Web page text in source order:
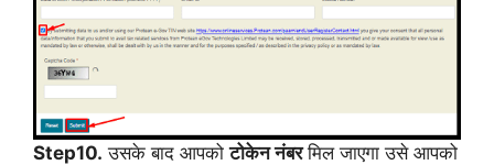
Step10. उसके बाद आपकोटोकेन नंबरमिल जाएगा उसे आपको